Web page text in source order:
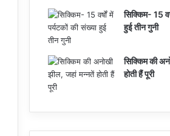
सिक्किम- 15
हुई तीन गुनी
सिक्किम की
होती हैं पूरी